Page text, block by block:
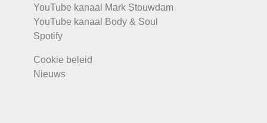
YouTube kanaal Mark Stouwdam
YouTube kanaal Body & Soul
Spotify
Cookie beleid
Nieuws